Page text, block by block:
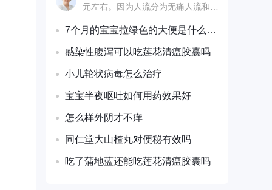
元左右。因为人流分为无痛人流和普
麻醉费用如果按照普通人流计算费
套抽血化验、心电图检查、B超检
查、白带化验、手术费用，还有术后
用药，比如 、口服消炎药之类的，
这些费用加起来大概1000元左右。
7个月的宝宝拉绿色的大便是什么引起的
感染性腹泻可以吃莲花清瘟胶囊吗
小儿轮状病毒怎么治疗
宝宝半夜呕吐如何用药效果好
怎么样外阴才不痒
同仁堂大山楂丸对便秘有效吗
吃了蒲地蓝还能吃莲花清瘟胶囊吗